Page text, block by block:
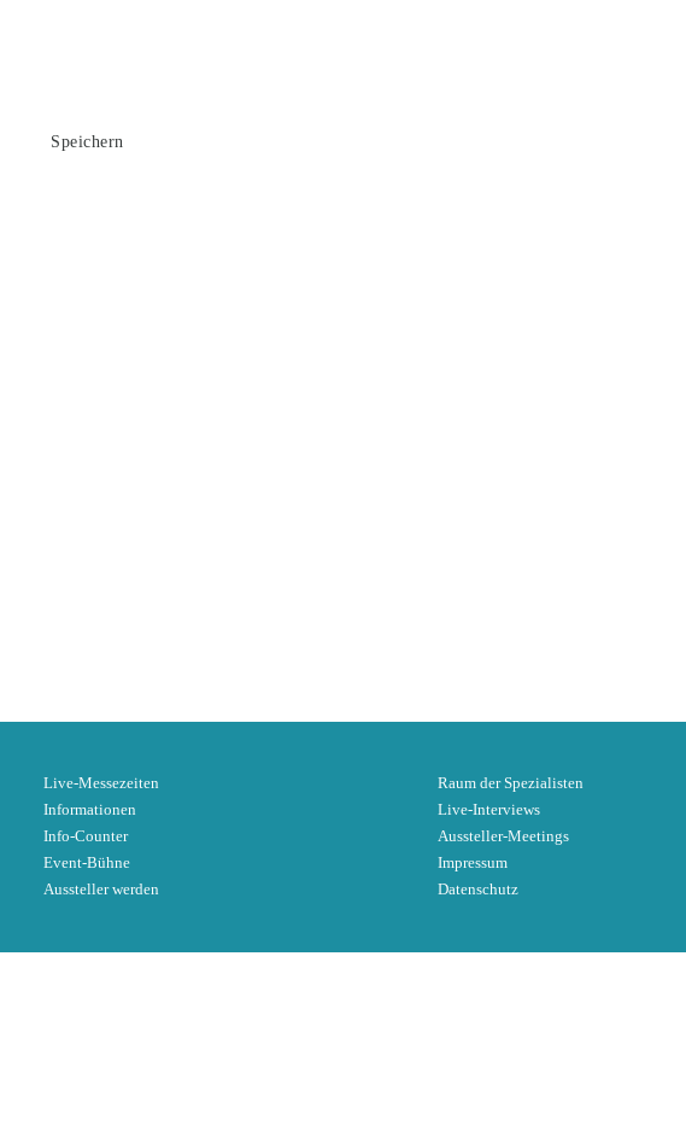
Speichern
Live-Messezeiten
Informationen
Info-Counter
Event-Bühne
Aussteller werden
Raum der Spezialisten
Live-Interviews
Aussteller-Meetings
Impressum
Datenschutz